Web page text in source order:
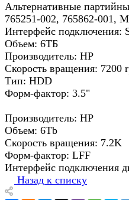
Альтернативные
765251-002, 765862-001,
Интерфейс подключения:
Объем: 6ТБ
Производитель: HP
Скорость вращения: 7200
Тип: HDD
Форм-фактор: 3.5"
Производитель: HP
Объем: 6Tb
Скорость вращения: 7.2K
Форм-фактор: LFF
Интерфейс подключения
Назад к списку